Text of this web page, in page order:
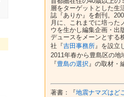
層をターゲットとした生
誌『ありか』を創刊。
月に、これまでに培った
ウを生かし編集企画・出
デュースをメーンとする
社『吉田事務所』を設立
2011年春から豊島区の地
『豊島の選択』の取材・
著書：『地震ナマズはど